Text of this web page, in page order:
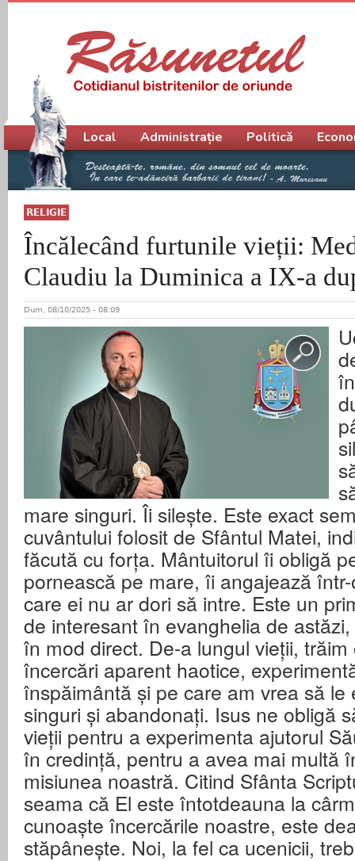
RELIGIE
Încălecând furtunile vieții:
Claudiu la Duminica a IX-a
Dum, 08/10/2025 - 08:09
mare singuri. Îi silește. Este exact
cuvântului folosit de Sfântul Matei,
făcută cu forța. Mântuitorul îi obligă
pornească pe mare, îi angajează
care ei nu ar dori să intre. Este un
de interesant în evanghelia de
în mod direct. De-a lungul vieții,
încercări aparent haotice,
înspăimântă și pe care am vrea să le
singuri și abandonați. Isus ne obligă
vieții pentru a experimenta ajutorul
în credință, pentru a avea mai multă
misiunea noastră. Citind Sfânta
seama că El este întotdeauna la
cunoaște încercările noastre, este
stăpânește. Noi, la fel ca ucenicii,
Meniu principal
Local Administrație Politică